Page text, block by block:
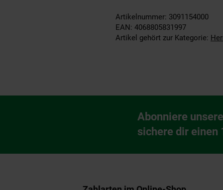
Artikelnummer: 3091154000
EAN: 4068805831997
Artikel gehört zur Kategorie:
Newsletter
Abonniere
sichere dir einen